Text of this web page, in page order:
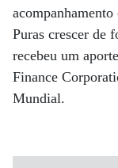
Puras crescer de
recebeu um
Finance
Mundial.